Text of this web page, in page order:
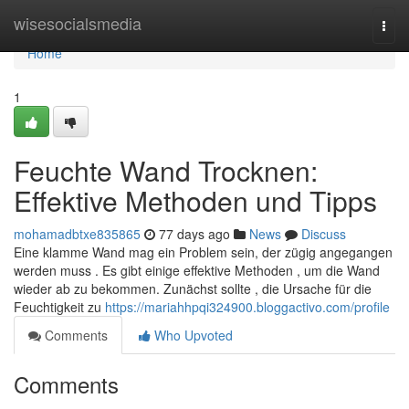
wisesocialsmedia
Home
Home
1
Feuchte Wand Trocknen:
Effektive Methoden und Tipps
mohamadbtxe835865 77 days ago News
Discuss
Eine klamme Wand mag ein Problem sein, der zügig angegangen
werden muss . Es gibt einige effektive Methoden , um die Wand
wieder ab zu bekommen. Zunächst sollte , die Ursache für die
Feuchtigkeit zu https://mariahhpqi324900.bloggactivo.com/profile
Comments
Who Upvoted
Comments